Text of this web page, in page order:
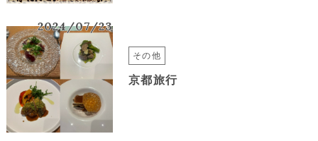
2024/07/23
その他
京都旅行